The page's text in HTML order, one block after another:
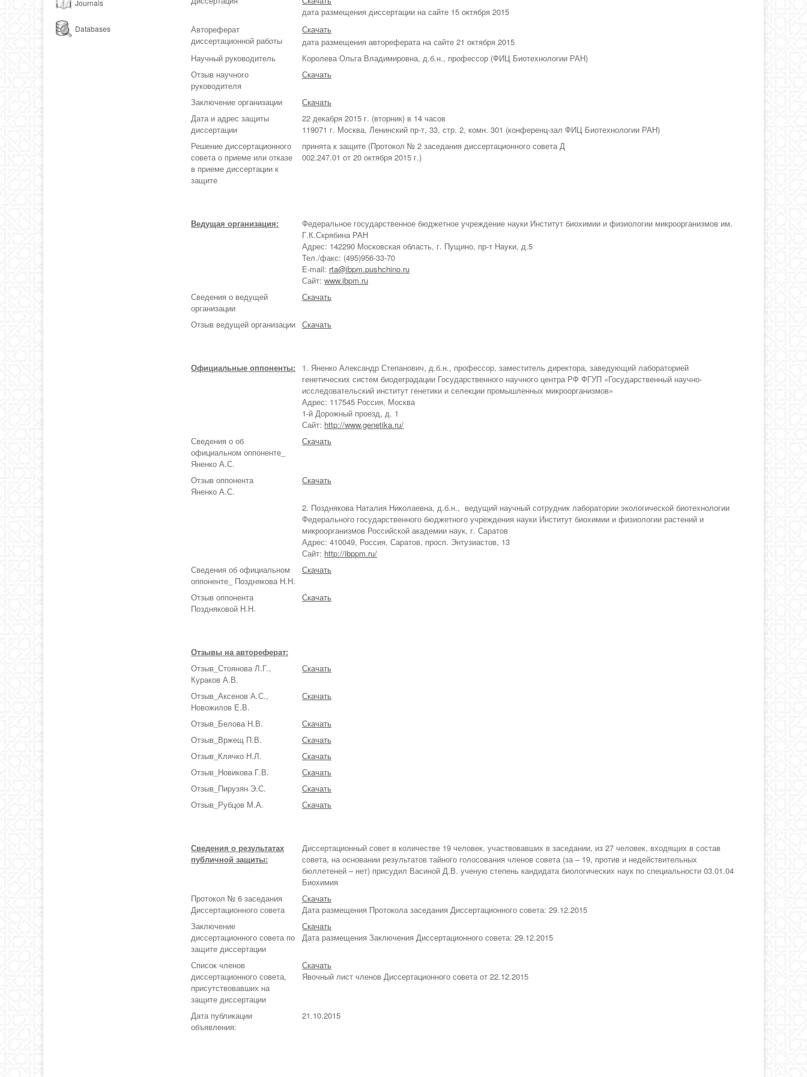
Journals
Databases
дата размещения диссертации на сайте 15 октября 2015
Автореферат
диссертационной работы
Скачать
дата размещения автореферата на сайте 21 октября 2015
Научный руководитель
Королева Ольга Владимировна, д.б.н., профессор (ФИЦ Биотехнологии РАН)
Отзыв научного
руководителя
Скачать
Заключение организации
Скачать
Дата и адрес защиты
диссертации
22 декабря 2015 г. (вторник) в 14 часов
119071 г. Москва, Ленинский пр-т, 33, стр. 2, комн. 301 (конференц-зал ФИЦ Биотехнологии РАН)
Решение диссертационного
совета о приеме или отказе
в приеме диссертации к
защите
принята к защите (Протокол № 2 заседания диссертационного совета Д
002.247.01 от 20 октября 2015 г.)
Ведущая организация:
Федеральное государственное бюджетное учреждение науки Институт биохимии и физиологии микроорганизмов им.
Г.К.Скрябина РАН
Адрес: 142290 Московская область, г. Пущино, пр-т Науки, д.5
Тел./факс: (495)956-33-70
E-mail: rta@ibpm.pushchino.ru
Сайт:www.ibpm.ru
Сведения о ведущей
организации
Скачать
Отзыв ведущей организации Скачать
Официальные оппоненты:
1. Яненко Александр Степанович, д.б.н., профессор, заместитель директора, заведующий лабораторией
генетических систем биодеградации Государственного научного центра РФ ФГУП «Государственный научно-
исследовательский институт генетики и селекции промышленных микроорганизмов»
Адрес: 117545 Россия, Москва
1-й Дорожный проезд, д. 1
Сайт: http://www.genetika.ru/
Сведения о об
официальном оппоненте_
Яненко А.С.
Скачать
Отзыв оппонента
Яненко А.С.
Скачать
2. Позднякова Наталия Николаевна, д.б.н., ведущий научный сотрудник лаборатории экологической биотехнологии
Федерального государственного бюджетного учреждения науки Институт биохимии и физиологии растений и
микроорганизмов Российской академии наук, г. Саратов
Адрес: 410049, Россия, Саратов, просп. Энтузиастов, 13
Сайт: http://ibppm.ru/
Сведения об официальном
оппоненте_ Позднякова Н.Н.
Скачать
Отзыв оппонента
Поздняковой Н.Н.
Скачать
Отзывы на автореферат:
Отзыв_Стоянова Л.Г.,
Кураков А.В.
Скачать
Отзыв_Аксенов А.С.,
Новожилов Е.В.
Скачать
Отзыв_Белова Н.В.
Скачать
Отзыв_Вржещ П.В.
Скачать
Отзыв_Клячко Н.Л.
Скачать
Отзыв_Новикова Г.В.
Скачать
Отзыв_Пирузян Э.С.
Скачать
Отзыв_Рубцов М.А.
Скачать
Сведения о результатах
публичной защиты:
Диссертационный совет в количестве 19 человек, участвовавших в заседании, из 27 человек, входящих в состав
совета, на основании результатов тайного голосования членов совета (за – 19, против и недействительных
бюллетеней – нет) присудил Васиной Д.В. ученую степень кандидата биологических наук по специальности 03.01.04
Биохимия
Протокол № 6 заседания
Диссертационного совета
Скачать
Дата размещения Протокола заседания Диссертационного совета: 29.12.2015
Заключение
диссертационного совета по
защите диссертации
Скачать
Дата размещения Заключения Диссертационного совета: 29.12.2015
Список членов
диссертационного совета,
присутствовавших на
защите диссертации
Скачать
Явочный лист членов Диссертационного совета от 22.12.2015
Дата публикации
объявления:
21.10.2015